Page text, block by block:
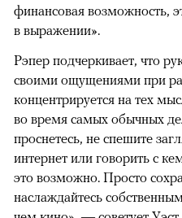
финансовая возможность,
в выражении».
Рэпер подчеркивает, что
своими ощущениями при
концентрируется на тех
во время самых обычных
проснетесь, не спешите
интернет или говорить с
это возможно. Просто
наслаждайтесь